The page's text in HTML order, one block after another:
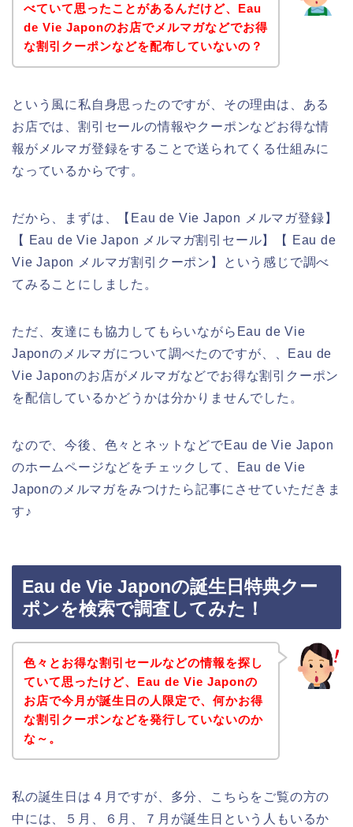
べていて思ったことがあるんだけど、Eau
de Vie Japonのお店でメルマガなどでお得
な割引クーポンなどを配布していないの？
という風に私自身思ったのですが、その理由は、ある
お店では、割引セールの情報やクーポンなどお得な情
報がメルマガ登録をすることで送られてくる仕組みに
なっているからです。
だから、まずは、【Eau de Vie Japon メルマガ登録】
【 Eau de Vie Japon メルマガ割引セール】【 Eau de
Vie Japon メルマガ割引クーポン】という感じで調べ
てみることにしました。
ただ、友達にも協力してもらいながらEau de Vie
Japonのメルマガについて調べたのですが、、Eau de
Vie Japonのお店がメルマガなどでお得な割引クーポン
を配信しているかどうかは分かりませんでした。
なので、今後、色々とネットなどでEau de Vie Japon
のホームページなどをチェックして、Eau de Vie
Japonのメルマガをみつけたら記事にさせていただきま
す♪
Eau de Vie Japonの誕生日特典クー
ポンを検索で調査してみた！
色々とお得な割引セールなどの情報を探し
ていて思ったけど、Eau de Vie Japonの
お店で今月が誕生日の人限定で、何かお得
な割引クーポンなどを発行していないのか
な～。
私の誕生日は４月ですが、多分、こちらをご覧の方の
中には、５月、６月、７月が誕生日という人もいるか